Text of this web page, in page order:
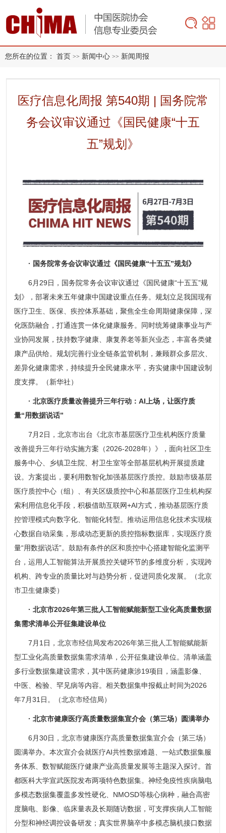
您所在的位置： 首页 >> 新闻中心 >> 新闻周报
医疗信息化周报 第540期 | 国务院常
务会议审议通过《国民健康“十五
五”规划》
· 国务院常务会议审议通过《国民健康“十五五”规划》
6月29日，国务院常务会议审议通过《国民健康“十五五”规
划》，部署未来五年健康中国建设重点任务。规划立足我国现有
医疗卫生、医保、疾控体系基础，聚焦全生命周期健康保障，深
化医防融合，打通连贯一体化健康服务。同时统筹健康事业与产
业协同发展，扶持数字健康、康复养老等新兴业态，丰富各类健
康产品供给。规划完善行业全链条监管机制，兼顾群众多层次、
差异化健康需求，持续提升全民健康水平，夯实健康中国建设制
度支撑。（新华社）
· 北京医疗质量改善提升三年行动：AI上场，让医疗质
量“用数据说话”
7月2日，北京市出台《北京市基层医疗卫生机构医疗质量
改善提升三年行动实施方案（2026-2028年）》，面向社区卫生
服务中心、乡镇卫生院、村卫生室等全部基层机构开展提质建
设。方案提出，要利用数智化加强基层医疗质控。鼓励市级基层
医疗质控中心（组）、有关区级质控中心和基层医疗卫生机构探
索利用信息化手段，积极借助互联网+AI方式，推动基层医疗质
控管理模式向数字化、智能化转型。推动运用信息化技术实现核
心数据自动采集，形成动态更新的质控指标数据库，实现医疗质
量“用数据说话”。鼓励有条件的区和质控中心搭建智能化监测平
台，运用人工智能算法开展质控关键环节的多维度分析，实现跨
机构、跨专业的质量比对与趋势分析，促进同质化发展。（北京
市卫生健康委）
· 北京市2026年第三批人工智能赋能新型工业化高质量数据
集需求清单公开征集建设单位
7月1日，北京市经信局发布2026年第三批人工智能赋能新
型工业化高质量数据集需求清单，公开征集建设单位。清单涵盖
多行业数据集建设需求，其中医药健康涉19项目，涵盖影像、
中医、检验、罕见病等内容。相关数据集申报截止时间为2026
年7月31日。（北京市经信局）
· 北京市健康医疗高质量数据集宣介会（第三场）圆满举办
6月30日，北京市健康医疗高质量数据集宣介会（第三场）
圆满举办。本次宣介会就医疗AI共性数据难题、一站式数据集服
务体系、数智赋能医疗健康产业高质量发展等主题深入探讨。首
都医科大学宣武医院发布两项特色数据集。神经免疫性疾病脑电
多模态数据集覆盖多发性硬化、NMOSD等核心病种，融合高密
度脑电、影像、临床量表及长期随访数据，可支撑疾病人工智能
分型和神经调控设备研发；真实世界脑卒中多模态脑机接口数据